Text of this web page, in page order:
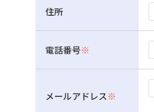
住所
電話番号※
メールアドレス※